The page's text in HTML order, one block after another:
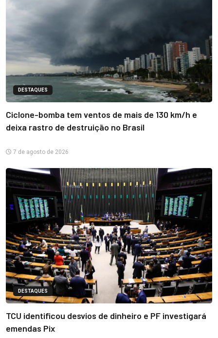
DESTAQUES
Ciclone-bomba tem ventos de mais de 130 km/h e
deixa rastro de destruição no Brasil
7 de agosto de 2026
DESTAQUES
TCU identificou desvios de dinheiro e PF investigará
emendas Pix